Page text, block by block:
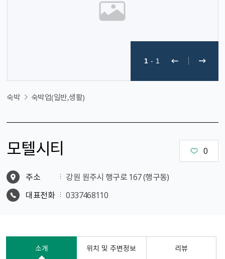
1 - 1
숙박 숙박업(일반,생활)
모텔시티 0
주소
강원 원주시 행구로 167 (행구동)
대표전화
0337468110
소개 위치 및 주변정보 리뷰